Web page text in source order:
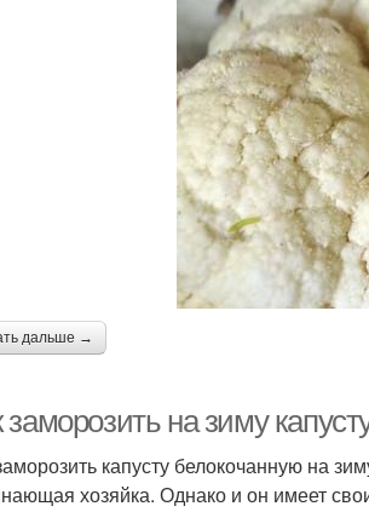
дальше →
заморозить на зиму
капусту белокочанную на
хозяйка. Однако и он имеет